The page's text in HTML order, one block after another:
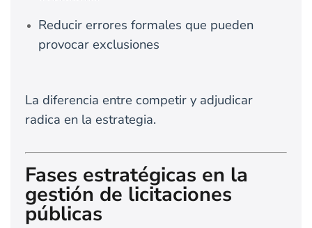
Reducir errores formales que pueden
provocar exclusiones
La diferencia entre competir y adjudicar
radica en la estrategia.
Fases estratégicas en la
gestión de licitaciones
públicas